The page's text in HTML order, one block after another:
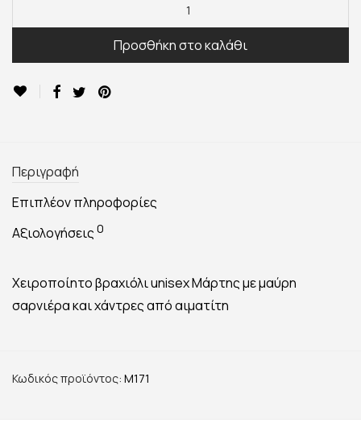
Προσθήκη στο καλάθι
Περιγραφή
Επιπλέον πληροφορίες
Αξιολογήσεις 0
Χειροποίητο βραχιόλι unisex Μάρτης με μαύρη
σαρνιέρα και χάντρες από αιματίτη
Κωδικός προϊόντος: M171